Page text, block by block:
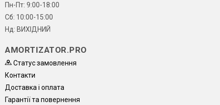
Пн-Пт: 9:00-18:00
Сб: 10:00-15:00
Нд: ВИХІДНИЙ
AMORTIZATOR.PRO
Статус замовлення
Контакти
Доставка і оплата
Гарантії та повернення